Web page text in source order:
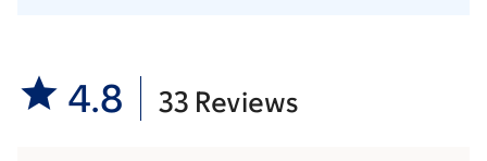
4.8 33 Reviews